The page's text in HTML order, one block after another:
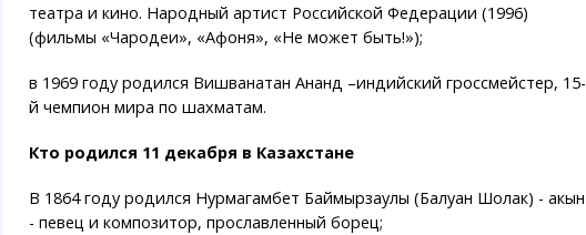
театра и кино. Народный артист Российской Федерации (1996)
(фильмы «Чародеи», «Афоня», «Не может быть!»);
в 1969 году родился Вишванатан Ананд –индийский гроссмейстер, 15-
й чемпион мира по шахматам.
Кто родился 11 декабря в Казахстане
В 1864 году родился Нурмагамбет Баймырзаулы (Балуан Шолак) - акын
- певец и композитор, прославленный борец;